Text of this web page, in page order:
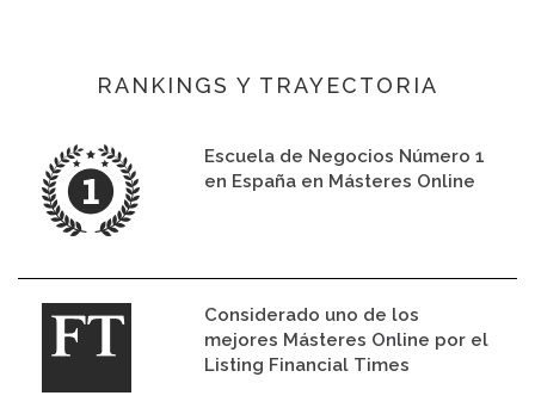
RANKINGS Y TRAYECTORIA
Escuela de Negocios Número 1
en España en Másteres Online
Considerado uno de los
mejores Másteres Online por el
Listing Financial Times